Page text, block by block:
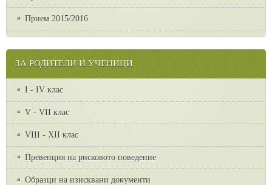
Прием 2015/2016
ЗА РОДИТЕЛИ И УЧЕНИЦИ
I - IV клас
V - VII клас
VІІІ - ХІІ клас
Превенция на рисковото поведение
Образци на изисквани документи